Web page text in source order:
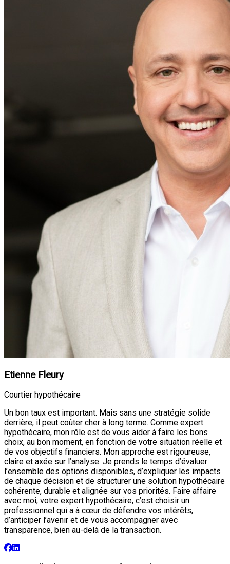
Etienne Fleury
Courtier hypothécaire
Un bon taux est important. Mais sans une stratégie solide
derrière, il peut coûter cher à long terme. Comme expert
hypothécaire, mon rôle est de vous aider à faire les bons
choix, au bon moment, en fonction de votre situation réelle et
de vos objectifs financiers. Mon approche est rigoureuse,
claire et axée sur l’analyse. Je prends le temps d’évaluer
l’ensemble des options disponibles, d’expliquer les impacts
de chaque décision et de structurer une solution hypothécaire
cohérente, durable et alignée sur vos priorités. Faire affaire
avec moi, votre expert hypothécaire, c’est choisir un
professionnel qui a à cœur de défendre vos intérêts,
d’anticiper l’avenir et de vous accompagner avec
transparence, bien au-delà de la transaction.